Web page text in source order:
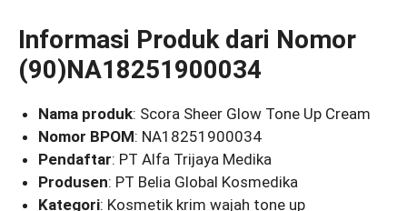
Informasi Produk dari Nomor
(90)NA18251900034
Nama produk: Scora Sheer Glow Tone Up Cream
Nomor BPOM: NA18251900034
Pendaftar: PT Alfa Trijaya Medika
Produsen: PT Belia Global Kosmedika
Kategori: Kosmetik krim wajah tone up